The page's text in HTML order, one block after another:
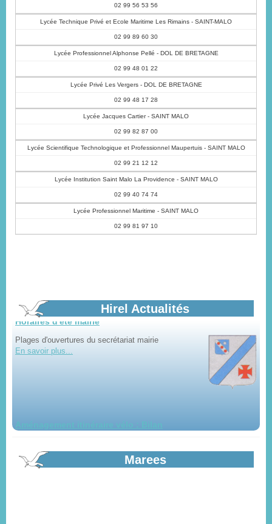
02 99 56 53 56
Lycée Technique Privé et Ecole Maritime Les Rimains - SAINT-MALO
02 99 89 60 30
Lycée Professionnel Alphonse Pellé - DOL DE BRETAGNE
02 99 48 01 22
Lycée Privé Les Vergers - DOL DE BRETAGNE
02 99 48 17 28
Lycée Jacques Cartier - SAINT MALO
02 99 82 87 00
Lycée Scientifique Technologique et Professionnel Maupertuis - SAINT MALO
02 99 21 12 12
Lycée Institution Saint Malo La Providence - SAINT MALO
02 99 40 74 74
Lycée Professionnel Maritime - SAINT MALO
02 99 81 97 10
Hirel Actualités
tous les vendredis dans le bourg
Plages d'ouvertures du secrétariat mairie
En savoir plus...
Bilan de la mise à disposition du public du projet
d'aménagement par Saint-Malo Agglomération...
Marees